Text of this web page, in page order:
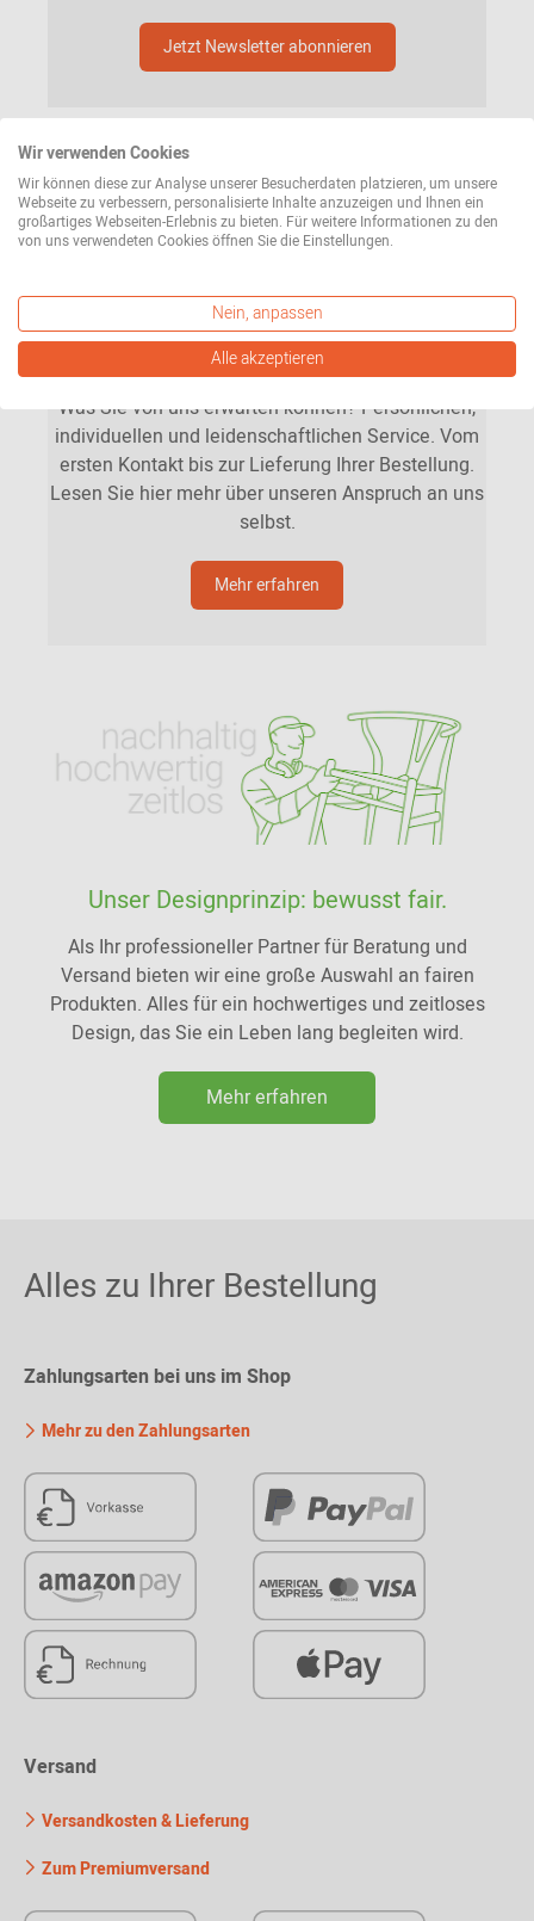
Jetzt Newsletter abonnieren
Unsere Mission
Was Sie von uns erwarten können? Persönlichen,
individuellen und leidenschaftlichen Service. Vom
ersten Kontakt bis zur Lieferung Ihrer Bestellung.
Lesen Sie hier mehr über unseren Anspruch an uns
selbst.
Mehr erfahren
Unser Designprinzip: bewusst fair.
Als Ihr professioneller Partner für Beratung und
Versand bieten wir eine große Auswahl an fairen
Produkten. Alles für ein hochwertiges und zeitloses
Design, das Sie ein Leben lang begleiten wird.
Mehr erfahren
Alles zu Ihrer Bestellung
Zahlungsarten bei uns im Shop
Mehr zu den Zahlungsarten
Versand
Versandkosten & Lieferung
Zum Premiumversand
Wir verwenden Cookies
Wir können diese zur Analyse unserer Besucherdaten platzieren, um unsere
Webseite zu verbessern, personalisierte Inhalte anzuzeigen und Ihnen ein
großartiges Webseiten-Erlebnis zu bieten. Für weitere Informationen zu den
von uns verwendeten Cookies öffnen Sie die Einstellungen.
Nein, anpassen
Alle akzeptieren